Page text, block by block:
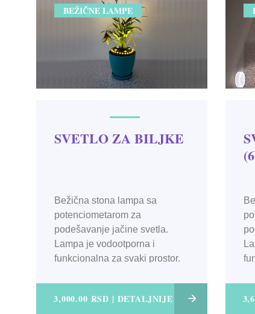
BEŽIČNE LAMPE
SVETLO ZA BILJKE
Bežična stona lampa sa
potenciometarom za
podešavanje jačine svetla.
Lampa je vodootporna i
funkcionalna za svaki prostor.
3,000.00 RSD | DETALJNIJE